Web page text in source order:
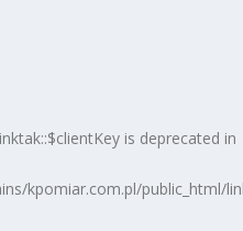
is deprecated in
kpomiar.com.pl/public_html/